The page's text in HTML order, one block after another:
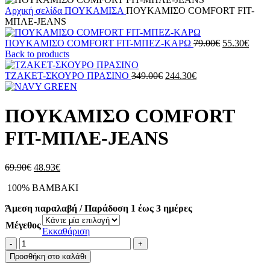
Αρχική σελίδα ΠΟΥΚΑΜΙΣΑ ΠΟΥΚΑΜΙΣΟ COMFORT FIT-
ΜΠΛΕ-JEANS
ΠΟΥΚΑΜΙΣΟ COMFORT FIT-ΜΠΕΖ-ΚΑΡΩ 79.00€ Original
55.30€Η
Back to products
ΤΖΑΚΕΤ-ΣΚΟΥΡΟ ΠΡΑΣΙΝΟ 349.00€ Original
349.00€.
244.30€Η
είναι:
244.30€.
ΠΟΥΚΑΜΙΣΟ COMFORT
FIT-ΜΠΛΕ-JEANS
69.90€ Original
was:
48.93€Η
τιμή
48.93€.
100% ΒΑΜΒΑΚΙ
Άμεση παραλαβή / Παράδοση 1 έως 3 ημέρες
Μέγεθος
Εκκαθάριση
ΠΟΥΚΑΜΙΣΟ
COMFORT
FIT-
Προσθήκη στο καλάθι